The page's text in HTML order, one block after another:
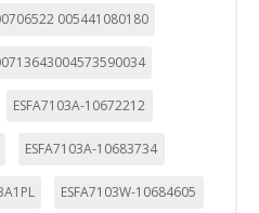
005441080180
ESFA7103A-10672212
ESFA7103A-10683734
ESFA7103W-10684605